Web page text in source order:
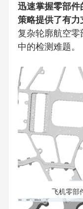
迅速掌握零部
策略提供了有力
复杂轮廓航空
中的检测难题。
飞机零部